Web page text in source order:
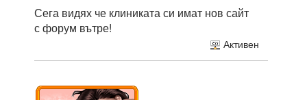
Сега видях че клиниката си имат нов сайт
с форум вътре!
Активен